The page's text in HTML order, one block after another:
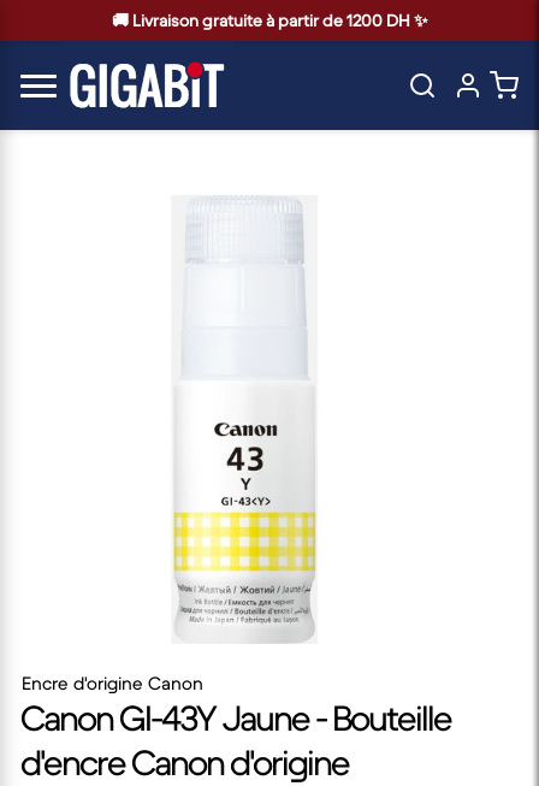
🚚 Livraison gratuite à partir de 1200 DH ✨
Encre d'origine Canon
Canon GI-43Y Jaune - Bouteille
d'encre Canon d'origine